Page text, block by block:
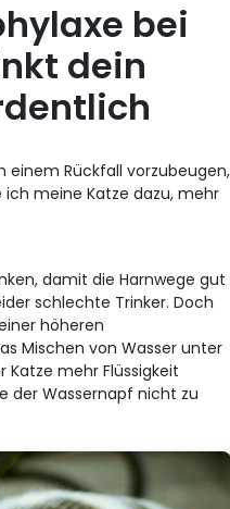
bei
dein
einem Rückfall vorzubeugen,
ich meine Katze dazu, mehr
damit die Harnwege gut
schlechte Trinker. Doch
höheren
Mischen von Wasser unter
Katze mehr Flüssigkeit
der Wassernapf nicht zu